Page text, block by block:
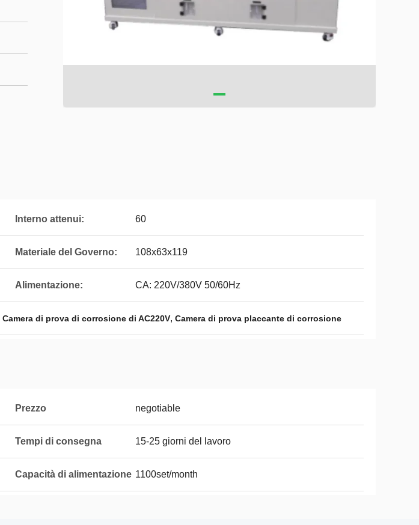
Interno attenui: 60
Materiale del Governo: 108x63x119
Alimentazione: CA: 220V/380V 50/60Hz
Camera di prova di corrosione di AC220V, Camera di prova placcante di corrosione
Prezzo negotiable
Tempi di consegna 15-25 giorni del lavoro
Capacità di alimentazione 1100set/month